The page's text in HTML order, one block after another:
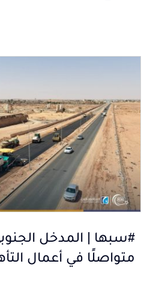
#سبها | المدخل
متواصلًا في أعمال